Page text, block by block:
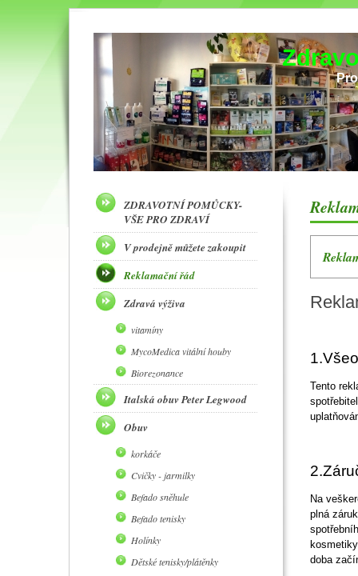
Tento
Na
plná
doba
ZDRAVOTNÍ POMŮCKY-
VŠE PRO ZDRAVÍ
V prodejně můžete zakoupit
Reklamační řád
Zdravá výživa
vitamíny
MycoMedica vitální houby
Biorezonance
Italská obuv Peter Legwood
Obuv
korkáče
Cvičky - jarmilky
Befado sněhule
Befado tenisky
Holínky
Dětské tenisky/plátěnky